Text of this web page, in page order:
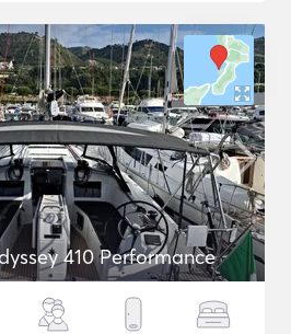
410 Performance